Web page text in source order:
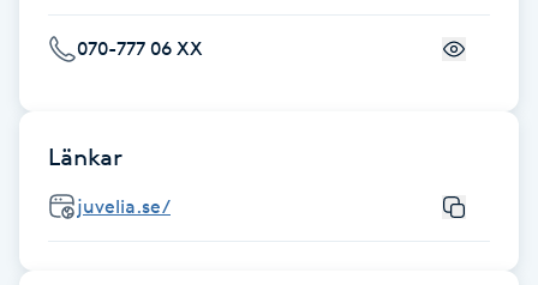
Fotsvamp
Fransar
Fransborttagning
070-777 06 XX
Länkar
juvelia.se/